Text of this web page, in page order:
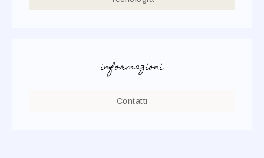
informazioni
Contatti